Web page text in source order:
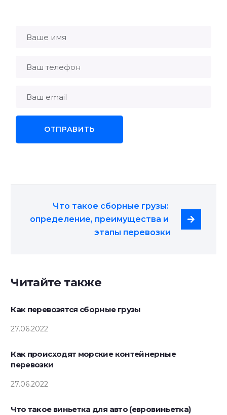
Что такое сборные грузы:
определение, преимущества и
этапы перевозки
Читайте также
Как перевозятся сборные грузы
27.06.2022
Как происходят морские контейнерные
перевозки
27.06.2022
Что такое виньетка для авто (евровиньетка)